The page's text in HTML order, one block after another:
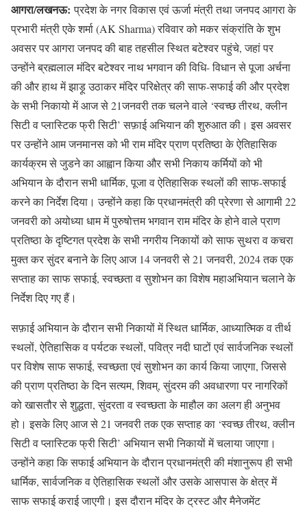
आगरा/लखनऊ:प्रदेश के नगर विकास एवं ऊर्जा मंत्री तथा जनपद आगरा के
प्रभारी मंत्री एके शर्मा (AK Sharma) रविवार को मकर संक्रांति के शुभ
अवसर पर आगरा जनपद की बाह तहसील स्थित बटेश्वर पहुंचे, जहां पर
उन्होंने ब्रह्मलाल मंदिर बटेश्वर नाथ भगवान की विधि- विधान से पूजा अर्चना
की और हाथ में झाड़ू उठाकर मंदिर परिक्षेत्र की साफ-सफाई की और प्रदेश
के सभी निकायो में आज से 21जनवरी तक चलने वाले ‘स्वच्छ तीरथ, क्लीन
सिटी व प्लास्टिक फ्री सिटी’ सफ़ाई अभियान की शुरुआत की। इस अवसर
पर उन्होंने आम जनमानस को भी राम मंदिर प्राण प्रतिष्ठा के ऐतिहासिक
कार्यक्रम से जुडने का आह्वान किया और सभी निकाय कर्मियों को भी
अभियान के दौरान सभी धार्मिक, पूजा व ऐतिहासिक स्थलों की साफ-सफाई
करने का निर्देश दिया। उन्होंने कहा कि प्रधानमंत्री की प्रेरणा से आगामी 22
जनवरी को अयोध्या धाम में पुरुषोत्तम भगवान राम मंदिर के होने वाले प्राण
प्रतिष्ठा के दृष्टिगत प्रदेश के सभी नगरीय निकायों को साफ सुथरा व कचरा
मुक्त कर सुंदर बनाने के लिए आज 14 जनवरी से 21 जनवरी, 2024 तक एक
सप्ताह का साफ सफाई, स्वच्छता व सुशोभन का विशेष महाअभियान चलाने के
निर्देश दिए गए हैं।
सफ़ाई अभियान के दौरान सभी निकायों में स्थित धार्मिक, आध्यात्मिक व तीर्थ
स्थलों, ऐतिहासिक व पर्यटक स्थलों, पवित्र नदी घाटों एवं सार्वजनिक स्थलों
पर विशेष साफ सफाई, स्वच्छता एवं सुशोभन का कार्य किया जाएगा, जिससे
की प्राण प्रतिष्ठा के दिन सत्यम, शिवम्, सुंदरम की अवधारणा पर नागरिकों
को खासतौर से शुद्धता, सुंदरता व स्वच्छता के माहौल का अलग ही अनुभव
हो। इसके लिए आज से 21 जनवरी तक एक सप्ताह का ‘स्वच्छ तीरथ, क्लीन
सिटी व प्लास्टिक फ्री सिटी’ अभियान सभी निकायों में चलाया जाएगा।
उन्होंने कहा कि सफाई अभियान के दौरान प्रधानमंत्री की मंशानुरूप ही सभी
धार्मिक, सार्वजनिक व ऐतिहासिक स्थलों और उसके आसपास के क्षेत्र में
साफ सफाई कराई जाएगी। इस दौरान मंदिर के ट्रस्ट और मैनेजमेंट